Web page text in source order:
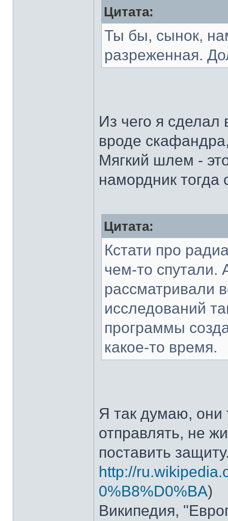
Цитата:
Ты бы, сынок,
разреженная.
Из чего я сделал
вроде
Мягкий шлем -
намордник тогда
Цитата:
Кстати про
чем-то спутали.
рассматривали
исследований
программы
какое-то время.
Я так думаю, они
отправлять, не
поставить
http://
0%B8%D0%BA)
Википедия,